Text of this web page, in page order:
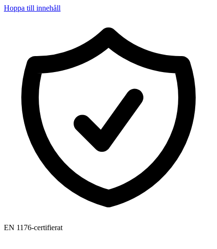
Hoppa till innehåll
EN 1176-certifierat